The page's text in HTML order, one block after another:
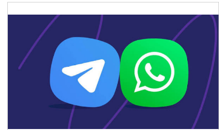
Համաշխարհային օվկիանոսի
մակերևութային ջերմաստիճանը
հուլիսին ռեկորդային է եղել․ Լևոն
Ազիզյան
08 Օգոստոս, 2026 23:38